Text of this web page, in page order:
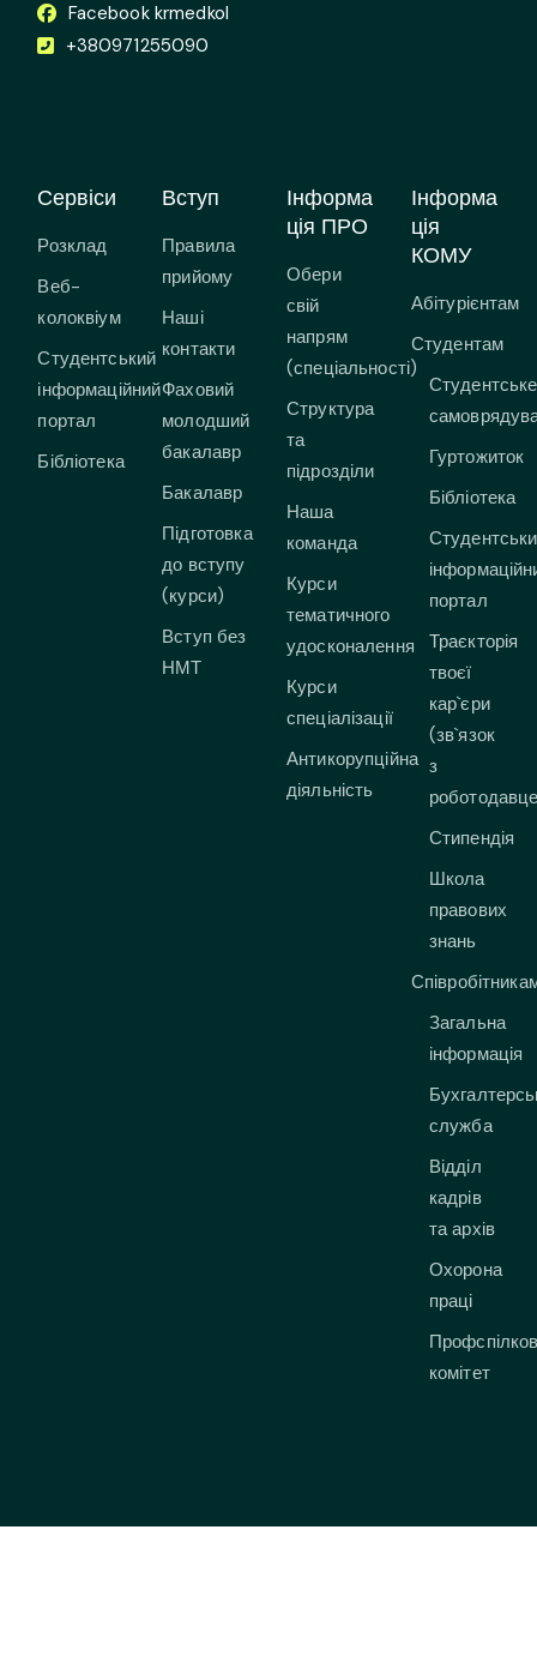
Facebook krmedkol
+380971255090
Сервіси
Розклад
Веб-
колоквіум
Студентський
інформаційний
портал
Бібліотека
Вступ
Правила
прийому
Наші
контакти
Фаховий
молодший
бакалавр
Бакалавр
Підготовка
до вступу
(курси)
Вступ без
НМТ
Інформа
ція ПРО
Обери
свій
напрям
(спеціальності)
Структура
та
підрозділи
Наша
команда
Курси
тематичного
удосконалення
Курси
спеціалізації
Антикорупційна
діяльність
Інформа
ція
КОМУ
Абітурієнтам
Студентам
Студентське
Гуртожиток
Бібліотека
портал
Траєкторія
твоєї
кар`єри
(зв`язок
з
Стипендія
Школа
правових
знань
Загальна
інформація
служба
Відділ
кадрів
та архів
Охорона
праці
комітет